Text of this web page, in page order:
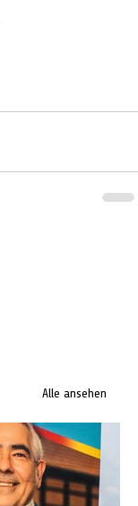
Alle ansehen